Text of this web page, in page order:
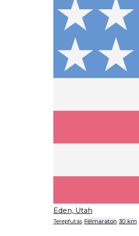
Eden, Utah
Terepfutás Félmaraton 30 km